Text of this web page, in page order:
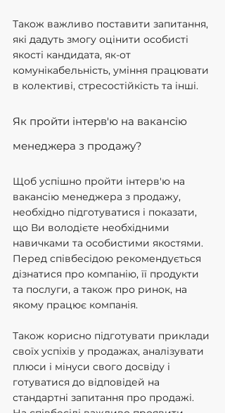
Також важливо поставити запитання,
які дадуть змогу оцінити особисті
якості кандидата, як-от
комунікабельність, уміння працювати
в колективі, стресостійкість та інші.
Як пройти інтерв'ю на вакансію
менеджера з продажу?
Щоб успішно пройти інтерв'ю на
вакансію менеджера з продажу,
необхідно підготуватися і показати,
що Ви володієте необхідними
навичками та особистими якостями.
Перед співбесідою рекомендується
дізнатися про компанію, її продукти
та послуги, а також про ринок, на
якому працює компанія.
Також корисно підготувати приклади
своїх успіхів у продажах, аналізувати
плюси і мінуси свого досвіду і
готуватися до відповідей на
стандартні запитання про продажі.